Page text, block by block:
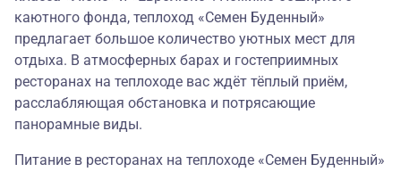
каютного фонда, теплоход «Семен Буденный»
предлагает большое количество уютных мест для
отдыха. В атмосферных барах и гостеприимных
ресторанах на теплоходе вас ждёт тёплый приём,
расслабляющая обстановка и потрясающие
панорамные виды.
Питание в ресторанах на теплоходе «Семен Буденный»